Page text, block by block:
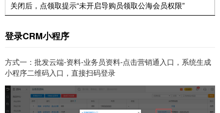
关闭后，点领取提示“未开启导购员领取公海会员权限”
登录CRM小程序
方式一：批发云端-资料-业务员资料-点击营销通入口，系统生成
小程序二维码入口，直接扫码登录